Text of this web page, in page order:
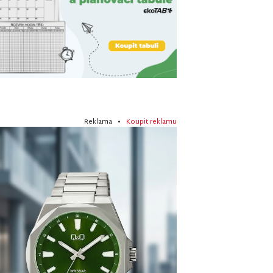
Reklama • Koupit reklamu